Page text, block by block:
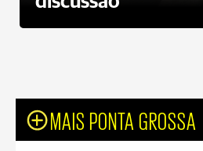
MAIS PONTA GROSSA